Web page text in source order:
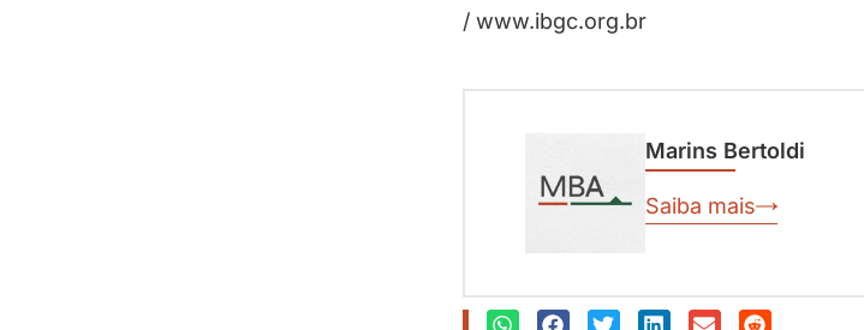
/ www.ibgc.org.br
Marins Bertoldi
Saiba mais